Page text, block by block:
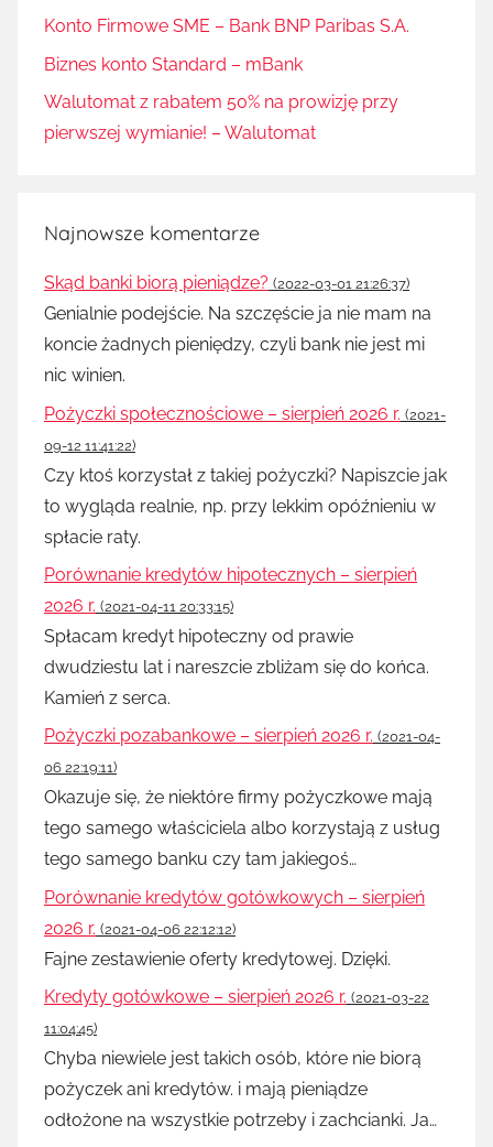
Konto Firmowe SME – Bank BNP Paribas S.A.
Biznes konto Standard – mBank
Walutomat z rabatem 50% na prowizję przy
pierwszej wymianie! – Walutomat
Najnowsze komentarze
Skąd banki biorą pieniądze? (2022-03-01 21:26:37)
Genialnie podejście. Na szczęście ja nie mam na
koncie żadnych pieniędzy, czyli bank nie jest mi
nic winien.
Pożyczki społecznościowe – sierpień 2026 r. (2021-
09-12 11:41:22)
Czy ktoś korzystał z takiej pożyczki? Napiszcie jak
to wygląda realnie, np. przy lekkim opóźnieniu w
spłacie raty.
Porównanie kredytów hipotecznych – sierpień
2026 r. (2021-04-11 20:33:15)
Spłacam kredyt hipoteczny od prawie
dwudziestu lat i nareszcie zbliżam się do końca.
Kamień z serca.
Pożyczki pozabankowe – sierpień 2026 r. (2021-04-
06 22:19:11)
Okazuje się, że niektóre firmy pożyczkowe mają
tego samego właściciela albo korzystają z usług
tego samego banku czy tam jakiegoś…
Porównanie kredytów gotówkowych – sierpień
2026 r. (2021-04-06 22:12:12)
Fajne zestawienie oferty kredytowej. Dzięki.
Kredyty gotówkowe – sierpień 2026 r. (2021-03-22
11:04:45)
Chyba niewiele jest takich osób, które nie biorą
pożyczek ani kredytów. i mają pieniądze
odłożone na wszystkie potrzeby i zachcianki. Ja…